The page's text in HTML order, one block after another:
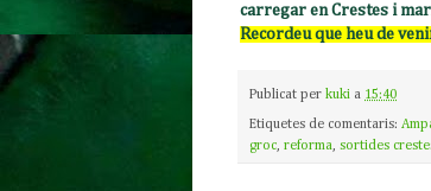
carregar en Crestes i
Recordeu que heu de
Publicat per kuki a 15:40
Etiquetes de comentaris:
groc, reforma, sortides